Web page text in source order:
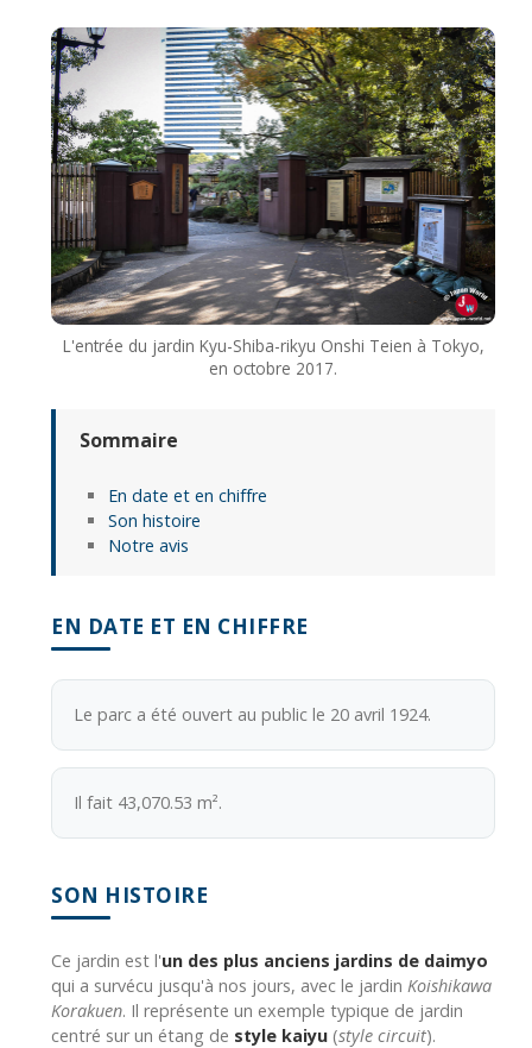
L'entrée du jardin Kyu-Shiba-rikyu Onshi Teien à Tokyo,
en octobre 2017.
Sommaire
En date et en chiffre
Son histoire
Notre avis
EN DATE ET EN CHIFFRE
Le parc a été ouvert au public le 20 avril 1924.
Il fait 43,070.53 m².
SON HISTOIRE
Ce jardin est l'un des plus anciens jardins de daimyo
qui a survécu jusqu'à nos jours, avec le jardin Koishikawa
Korakuen. Il représente un exemple typique de jardin
centré sur un étang de style kaiyu (style circuit).